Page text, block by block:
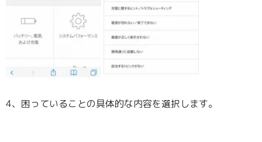
4、困っていることの具体的な内容を選択します。